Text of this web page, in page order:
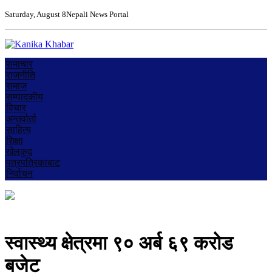
Saturday, August 8Nepali News Portal
समाचार
राजनीति
समाज
सम्पादकीय
विचार
अन्तर्वार्ता
साहित्य
शिक्षा
खेलकुद
पत्रपत्रिकाबाट
निर्वाचन
स्वास्थ्य क्षेत्रमा ९० अर्ब ६९ करोड
बजेट